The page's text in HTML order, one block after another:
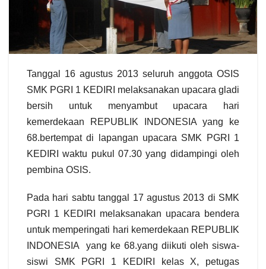
Tanggal 16 agustus 2013 seluruh anggota OSIS
SMK PGRI 1 KEDIRI melaksanakan upacara gladi
bersih untuk menyambut upacara hari
kemerdekaan REPUBLIK INDONESIA yang ke
68.bertempat di lapangan upacara SMK PGRI 1
KEDIRI waktu pukul 07.30 yang didampingi oleh
pembina OSIS.
Pada hari sabtu tanggal 17 agustus 2013 di SMK
PGRI 1 KEDIRI melaksanakan upacara bendera
untuk memperingati hari kemerdekaan REPUBLIK
INDONESIA yang ke 68.yang diikuti oleh siswa-
siswi SMK PGRI 1 KEDIRI kelas X, petugas